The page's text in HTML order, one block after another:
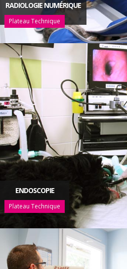
RADIOLOGIE NUMÉRIQUE
Plateau Technique
ENDOSCOPIE
Plateau Technique